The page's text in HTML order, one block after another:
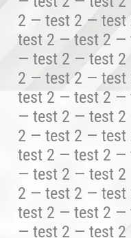
2 — test 2 —
test 2 — test 2 —
— test 2 — test
2 — test 2 —
test 2 — test 2 —
— test 2 — test
2 — test 2 —
test 2 — test 2 —
— test 2 — test
2 — test 2 —
test 2 — test 2 —
— test 2 — test